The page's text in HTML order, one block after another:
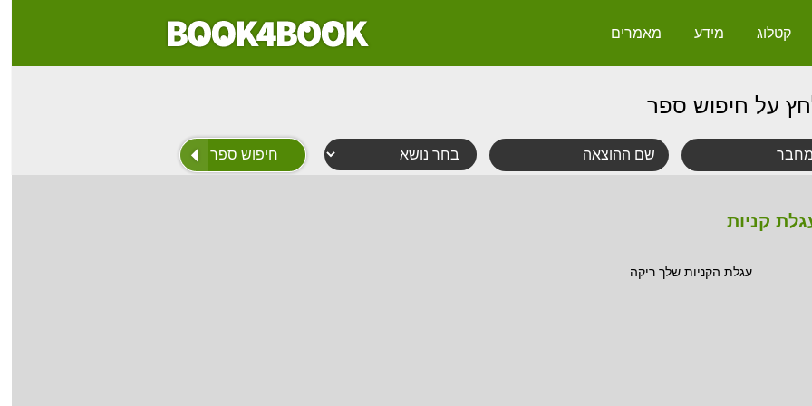
קטלוג מידע מאמרים
על חיפוש ספר
קניות
עגלת הקניות שלך ריקה